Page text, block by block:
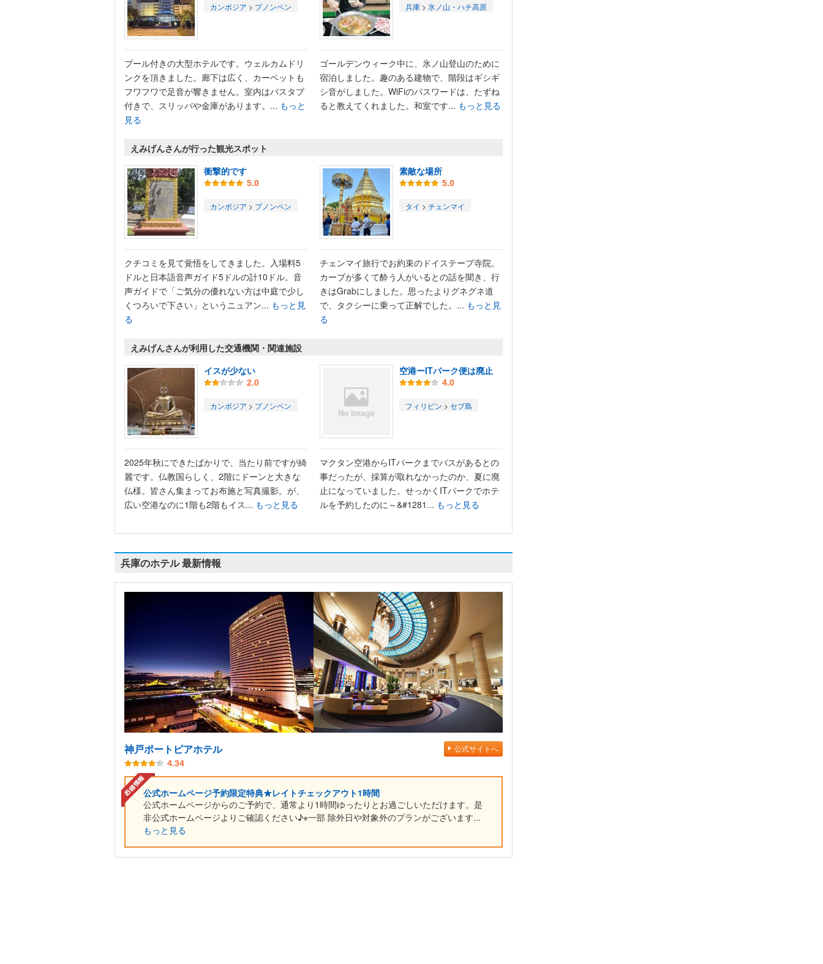
カンボジア > プノンペン
プール付きの大型ホテルです。ウェルカムドリ
ンクを頂きました。廊下は広く、カーペットも
フワフワで足音が響きません。室内はバスタブ
付きで、スリッパや金庫があります。... もっと
見る
兵庫 > 氷ノ山・ハチ高原
ゴールデンウィーク中に、氷ノ山登山のために
宿泊しました。趣のある建物で、階段はギシギ
シ音がしました。WiFiのパスワードは、たずね
ると教えてくれました。和室です... もっと見る
えみげんさんが行った観光スポット
衝撃的です
5.0
カンボジア > プノンペン
クチコミを見て覚悟をしてきました。入場料5
ドルと日本語音声ガイド5ドルの計10ドル。音
声ガイドで「ご気分の優れない方は中庭で少し
くつろいで下さい」というニュアン... もっと見
る
素敵な場所
5.0
タイ > チェンマイ
チェンマイ旅行でお約束のドイステープ寺院。
カーブが多くて酔う人がいるとの話を聞き、行
きはGrabにしました。思ったよりグネグネ道
で、タクシーに乗って正解でした。... もっと見
る
えみげんさんが利用した交通機関・関連施設
イスが少ない
2.0
カンボジア > プノンペン
2025年秋にできたばかりで、当たり前ですが綺
麗です。仏教国らしく、2階にドーンと大きな
仏様。皆さん集まってお布施と写真撮影。が、
広い空港なのに1階も2階もイス... もっと見る
空港ーITパーク便は廃止
4.0
フィリピン > セブ島
マクタン空港からITパークまでバスがあるとの
事だったが、採算が取れなかったのか、夏に廃
止になっていました。せっかくITパークでホテ
ルを予約したのに～&#1281... もっと見る
兵庫のホテル 最新情報
神戸ポートピアホテル 公式サイトへ
4.34
公式ホームページ予約限定特典★レイトチェックアウト1時間
公式ホームページからのご予約で、通常より1時間ゆったりとお過ごしいただけます。是
非公式ホームページよりご確認ください♪※一部 除外日や対象外のプランがございます...
もっと見る